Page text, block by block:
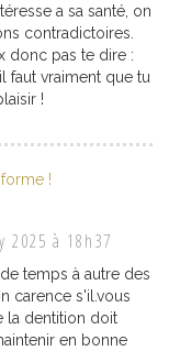
a sa santé, on
contradictoires.
donc pas te dire :
faut vraiment que tu
!
!
2025 à 18h37
temps à autre des
carence s'il.vous
la dentition doit
en bonne